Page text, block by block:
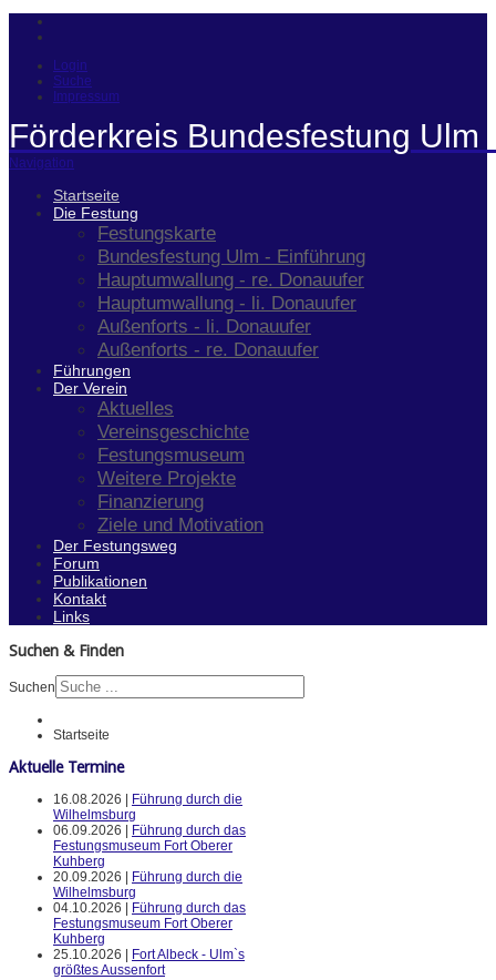
Login
Suche
Impressum
Förderkreis Bundesfestung Ulm
Navigation
Startseite
Die Festung
Festungskarte
Bundesfestung Ulm - Einführung
Hauptumwallung - re. Donauufer
Hauptumwallung - li. Donauufer
Außenforts - li. Donauufer
Außenforts - re. Donauufer
Führungen
Der Verein
Aktuelles
Vereinsgeschichte
Festungsmuseum
Weitere Projekte
Finanzierung
Ziele und Motivation
Der Festungsweg
Forum
Publikationen
Kontakt
Links
Suchen & Finden
Suchen
Startseite
Aktuelle Termine
16.08.2026 |
Führung durch die
Wilhelmsburg
06.09.2026 |
Führung durch das
Festungsmuseum Fort Oberer
Kuhberg
20.09.2026 |
Führung durch die
Wilhelmsburg
04.10.2026 |
Führung durch das
Festungsmuseum Fort Oberer
Kuhberg
25.10.2026 |
Fort Albeck - Ulm`s
größtes Aussenfort